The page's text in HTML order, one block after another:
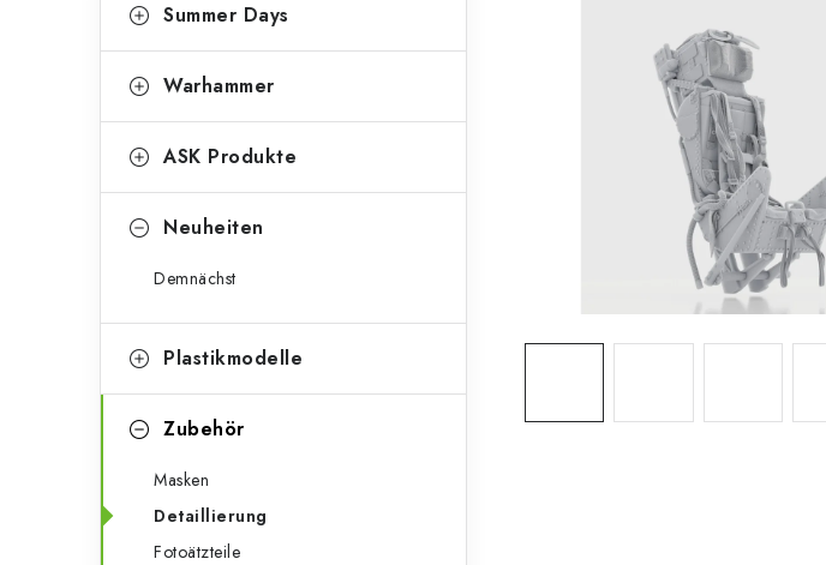
e
t
e
e
s
e
überspringen
a
e
o
e
Summer Days
Warhammer
ASK Produkte
Neuheiten
Demnächst
Plastikmodelle
Zubehör
Masken
Detaillierung
Fotoätzteile